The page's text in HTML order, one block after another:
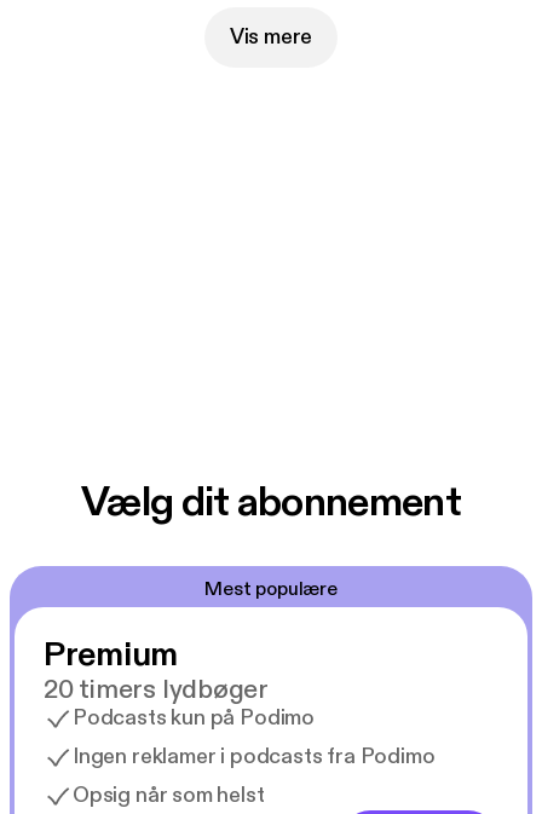
Vis mere
Vælg dit abonnement
Mest populære
Premium
20 timers lydbøger
Podcasts kun på Podimo
Ingen reklamer i podcasts fra Podimo
Opsig når som helst